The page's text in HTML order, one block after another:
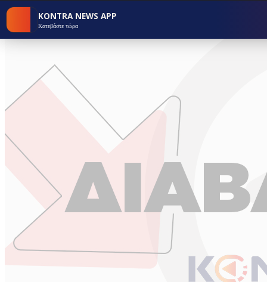
KONTRA NEWS APP
Κατεβάστε τώρα